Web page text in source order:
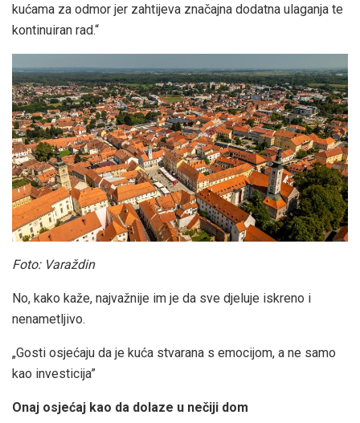
kućama za odmor jer zahtijeva značajna dodatna ulaganja te
kontinuiran rad.“
Foto: Varaždin
No, kako kaže, najvažnije im je da sve djeluje iskreno i
nenametljivo.
„Gosti osjećaju da je kuća stvarana s emocijom, a ne samo
kao investicija”
Onaj osjećaj kao da dolaze u nečiji dom